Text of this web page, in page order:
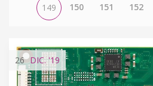
149 150 151 152
26 DIC.'19